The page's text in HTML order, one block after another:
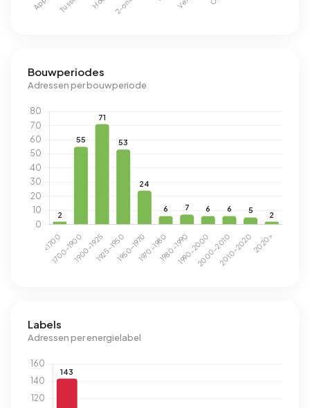
Bouwperiodes
Adressen per bouwperiode
Labels
Adressen per energielabel